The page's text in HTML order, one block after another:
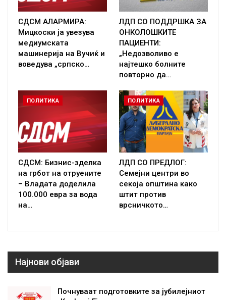
СДСМ АЛАРМИРА:
Мицкоски ја увезува
медиумската
машинерија на Вучиќ и
воведува „српско…
ЛДП СО ПОДДРШКА ЗА
ОНКОЛОШКИТЕ
ПАЦИЕНТИ:
„Недозволиво е
најтешко болните
повторно да…
ПОЛИТИКА
СДСМ: Бизнис-зделка
на грбот на отруените
– Владата доделила
100.000 евра за вода
на…
ПОЛИТИКА
ЛДП СО ПРЕДЛОГ:
Семејни центри во
секоја општина како
штит против
врсничкото…
Најнови објави
Почнуваат подготовките за јубилејниот